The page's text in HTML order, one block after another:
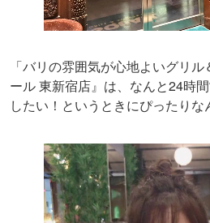
「バリの雰囲気が心地よいグリ
ール 東新宿店』は、なんと24時
したい！というときにぴったりな